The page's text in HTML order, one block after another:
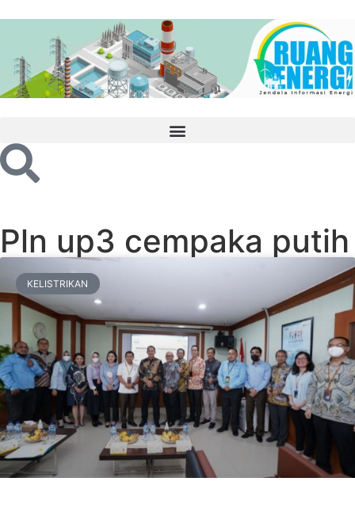
Pln up3 cempaka putih
KELISTRIKAN